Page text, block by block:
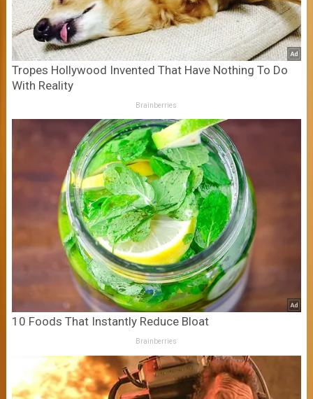
Tropes Hollywood Invented That Have Nothing To Do
With Reality
Brainberries
10 Foods That Instantly Reduce Bloat
Brainberries